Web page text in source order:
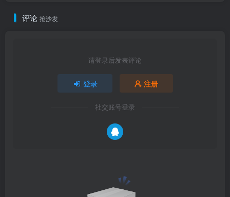
评论 抢沙发
请登录后发表评论
登录 注册
社交账号登录